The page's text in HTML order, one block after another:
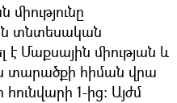
տնտեսական
է Մաքսային միության և
հիման վրա
1-ից: Այժմ